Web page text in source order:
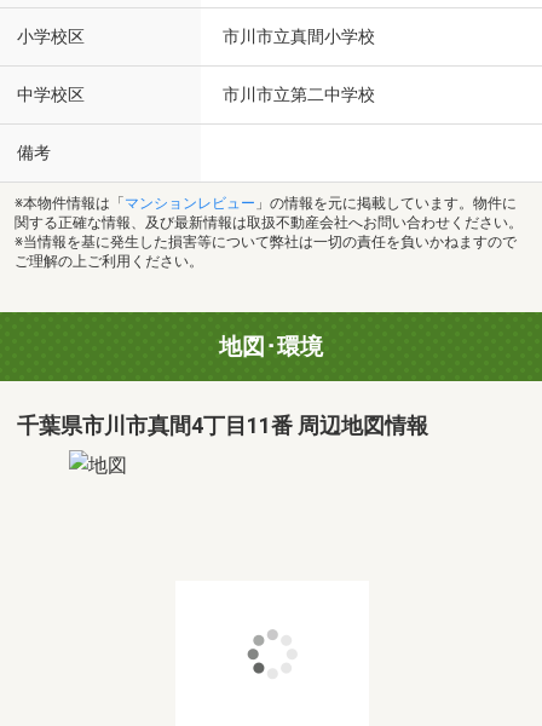
小学校区 市川市立真間小学校
中学校区 市川市立第二中学校
備考
※本物件情報は「 マンションレビュー 」の情報を元に掲載しています。物件に
関する正確な情報、及び最新情報は取扱不動産会社へお問い合わせください。
※当情報を基に発生した損害等について弊社は一切の責任を負いかねますので
ご理解の上ご利用ください。
地図･環境
千葉県市川市真間4丁目11番 周辺地図情報